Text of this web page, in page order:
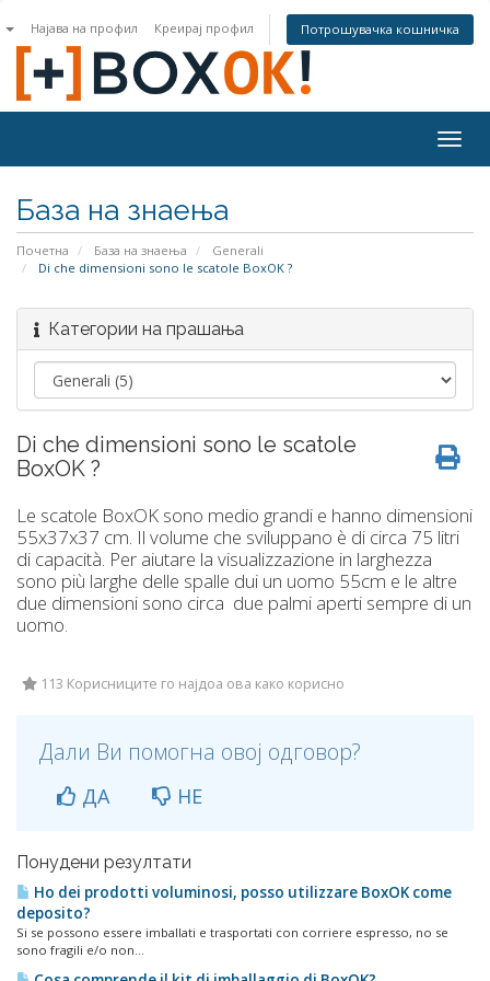
Најава на профил Креирај профил Потрошувачка кошничка
База на знаења
Почетна База на знаења
Generali
Di che dimensioni sono le scatole BoxOK ?
Категории на прашања
Di che dimensioni sono le scatole
BoxOK ?
Le scatole BoxOK sono medio grandi e hanno dimensioni
55x37x37 cm. Il volume che sviluppano è di circa 75 litri
di capacità. Per aiutare la visualizzazione in larghezza
sono più larghe delle spalle dui un uomo 55cm e le altre
due dimensioni sono circa due palmi aperti sempre di un
uomo.
113 Корисниците го најдоа ова како корисно
Дали Ви помогна овој одговор?
ДА НЕ
Понудени резултати
Ho dei prodotti voluminosi, posso utilizzare BoxOK come
deposito?
Si se possono essere imballati e trasportati con corriere espresso, no se
sono fragili e/o non...